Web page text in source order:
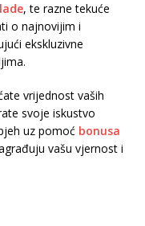
, te razne tekuće
o najnovijim i
ekskluzivne
vrijednost vaših
svoje iskustvo
uz pomoć bonusa
vašu vjernost i